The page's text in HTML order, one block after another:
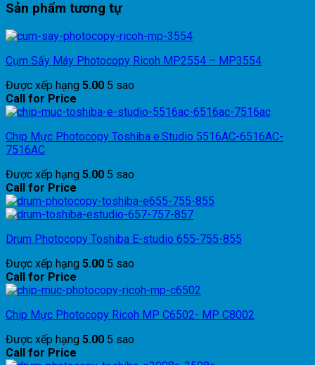
Sản phẩm tương tự
Cụm Sấy Máy Photocopy Ricoh MP2554 – MP3554
Được xếp hạng 5.00 5 sao
Call for Price
Chip Mực Photocopy Toshiba e.Studio 5516AC-6516AC-
7516AC
Được xếp hạng 5.00 5 sao
Call for Price
Drum Photocopy Toshiba E-studio 655-755-855
Được xếp hạng 5.00 5 sao
Call for Price
Chip Mực Photocopy Ricoh MP C6502- MP C8002
Được xếp hạng 5.00 5 sao
Call for Price